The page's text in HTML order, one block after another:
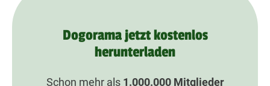
Dogorama jetzt kostenlos
herunterladen
Schon mehr als 1.000.000Mitglieder